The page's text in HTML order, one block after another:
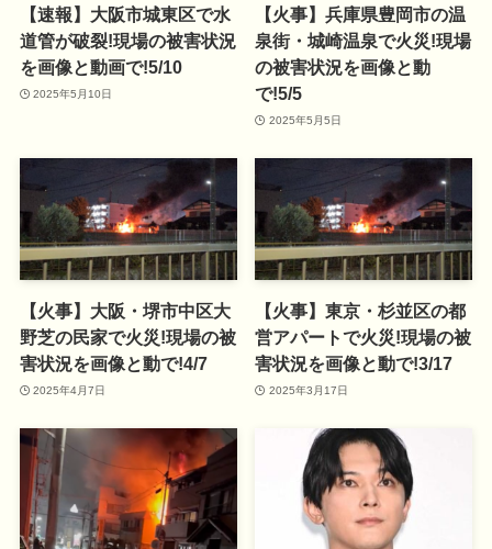
【速報】大阪市城東区で水
道管が破裂!現場の被害状況
を画像と動画で!5/10
2025年5月10日
【火事】兵庫県豊岡市の温
泉街・城崎温泉で火災!現場
の被害状況を画像と動
で!5/5
2025年5月5日
【火事】大阪・堺市中区大
野芝の民家で火災!現場の被
害状況を画像と動で!4/7
2025年4月7日
【火事】東京・杉並区の都
営アパートで火災!現場の被
害状況を画像と動で!3/17
2025年3月17日